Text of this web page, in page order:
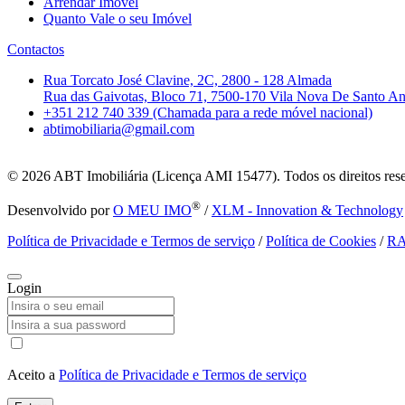
Quanto Vale o seu Imóvel
Contactos
Rua Torcato José Clavine, 2C, 2800 - 128 Almada
Rua das Gaivotas, Bloco 71, 7500-170 Vila Nova De Santo
+351 212 740 339 (Chamada para a rede móvel nacional)
abtimobiliaria@gmail.com
© 2026 ABT Imobiliária (Licença AMI 15477). Todos os direitos
Desenvolvido porO MEU IMO® / XLM - Innovation & Technology
Política de Privacidade e Termos de serviço /Política de Cookies /
Login
Aceito a Política de Privacidade e Termos de serviço